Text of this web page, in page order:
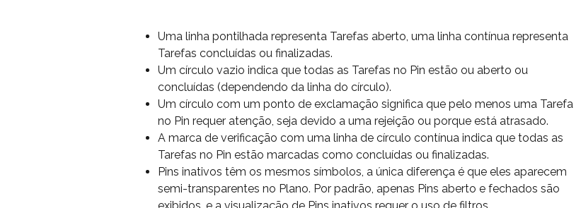
Uma linha pontilhada representa Tarefas aberto, uma linha contínua representa
Tarefas concluídas ou finalizadas.
Um círculo vazio indica que todas as Tarefas no Pin estão ou aberto ou
concluídas (dependendo da linha do círculo).
Um círculo com um ponto de exclamação significa que pelo menos uma Tarefa
no Pin requer atenção, seja devido a uma rejeição ou porque está atrasado.
A marca de verificação com uma linha de círculo contínua indica que todas as
Tarefas no Pin estão marcadas como concluídas ou finalizadas.
Pins inativos têm os mesmos símbolos, a única diferença é que eles aparecem
semi-transparentes no Plano. Por padrão, apenas Pins aberto e fechados são